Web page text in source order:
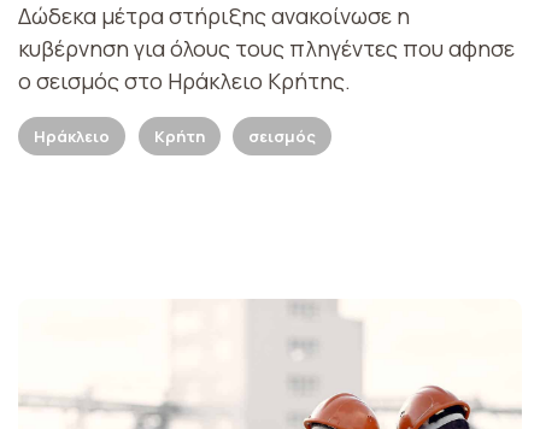
Δώδεκα μέτρα στήριξης ανακοίνωσε η
κυβέρνηση για όλους τους πληγέντες που αφησε
ο σεισμός στο Ηράκλειο Κρήτης.
Ηράκλειο Κρήτη σεισμός